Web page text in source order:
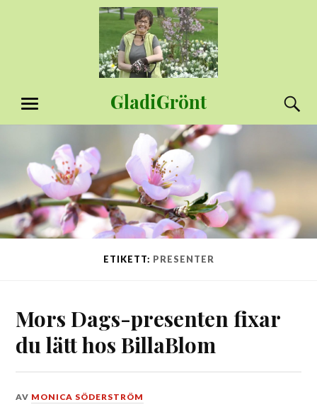
GladiGrönt
MENY
ETIKETT: PRESENTER
Mors Dags-presenten fixar
du lätt hos BillaBlom
DEN
AV MONICA SÖDERSTRÖM